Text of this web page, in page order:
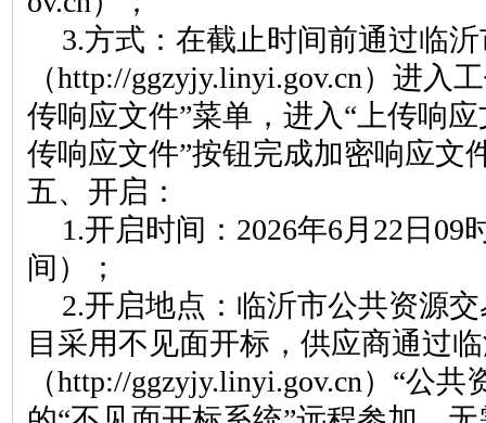
3.方式：在截止时间前通过临
（http://ggzyjy.linyi.gov.cn） 进入
传响应文件”菜单，进入“上传响
传响应文件”按钮完成加密响应文
五、开启：
1.开启时间： 2026年6月 22 日 09
间 ）
；
2.开启地点： 临沂市公共资源
目采用不见面开标，供应商通过
（http://ggzyjy.linyi.gov.cn） “公共